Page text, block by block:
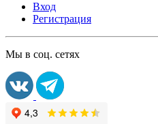
Вход
Регистрация
Мы в соц. сетях